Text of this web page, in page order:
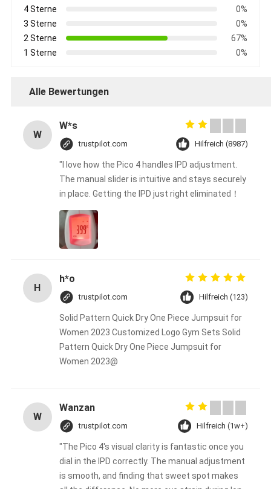
4 Sterne
0%
3 Sterne
0%
2 Sterne
67%
1 Sterne
0%
Alle Bewertungen
W
W*s
trustpilot.com Hilfreich (8987)
"I love how the Pico 4 handles IPD adjustment.
The manual slider is intuitive and stays securely
in place. Getting the IPD just right eliminated！
H
h*o
trustpilot.com Hilfreich (123)
Solid Pattern Quick Dry One Piece Jumpsuit for
Women 2023 Customized Logo Gym Sets Solid
Pattern Quick Dry One Piece Jumpsuit for
Women 2023@
W
Wanzan
trustpilot.com Hilfreich (1w+)
"The Pico 4's visual clarity is fantastic once you
dial in the IPD correctly. The manual adjustment
is smooth, and finding that sweet spot makes